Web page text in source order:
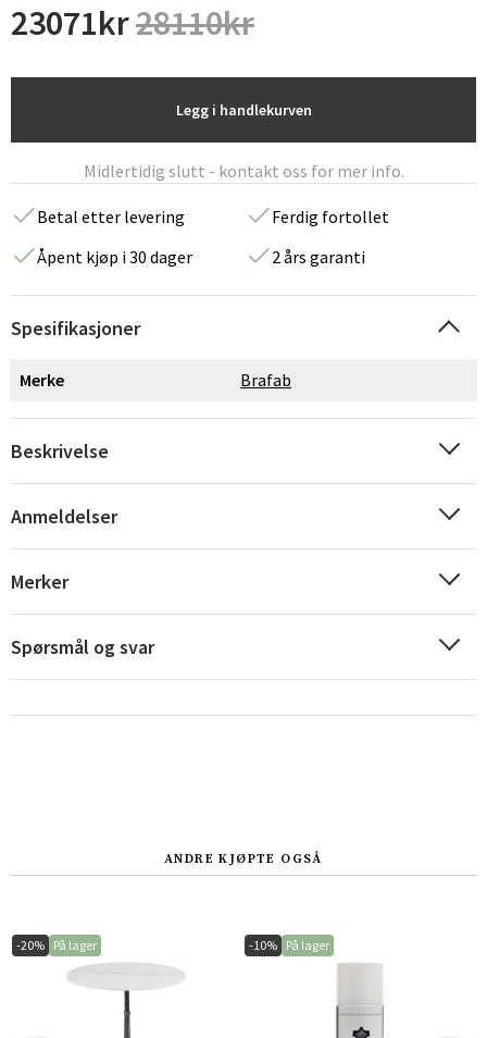
Norge
23071kr28110kr
Legg i handlekurven
Midlertidig slutt - kontakt oss for mer info.
Betal etter levering
Ferdig fortollet
Åpent kjøp i 30 dager
2 års garanti
Spesifikasjoner
Merke Brafab
Beskrivelse
Anmeldelser
Merker
Spørsmål og svar
ANDRE KJØPTE OGSÅ
-20% På lager -10% På lager